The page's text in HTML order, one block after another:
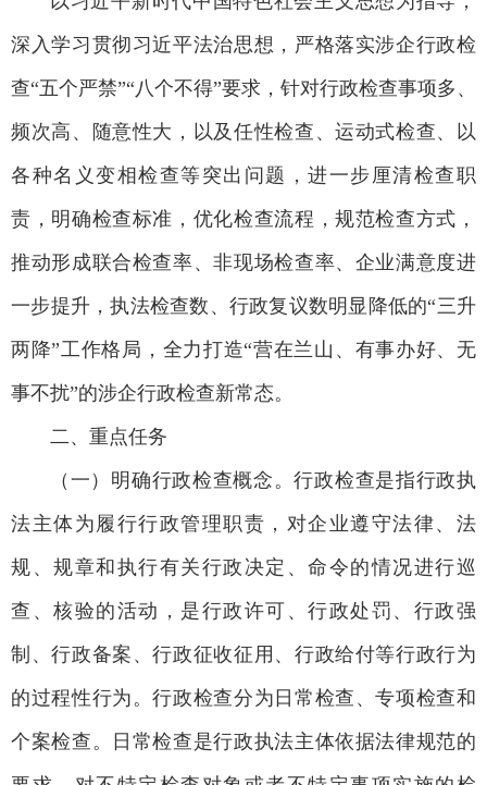
深入学习贯彻习近平法治思想，严格落实涉企行政检
查“五个严禁”“八个不得”要求，针对行政检查事项多、
频次高、随意性大，以及任性检查、运动式检查、以
各种名义变相检查等突出问题，进一步厘清检查职
责，明确检查标准，优化检查流程，规范检查方式，
推动形成联合检查率、非现场检查率、企业满意度进
一步提升，执法检查数、行政复议数明显降低的“三升
两降”工作格局，全力打造“营在兰山、有事办好、无
事不扰”的涉企行政检查新常态。
二、重点任务
（一）明确行政检查概念。行政检查是指行政执
法主体为履行行政管理职责，对企业遵守法律、法
规、规章和执行有关行政决定、命令的情况进行巡
查、核验的活动，是行政许可、行政处罚、行政强
制、行政备案、行政征收征用、行政给付等行政行为
的过程性行为。行政检查分为日常检查、专项检查和
个案检查。日常检查是行政执法主体依据法律规范的